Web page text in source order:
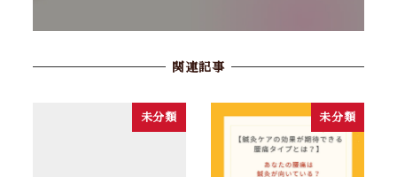
関連記事
未分類 未分類